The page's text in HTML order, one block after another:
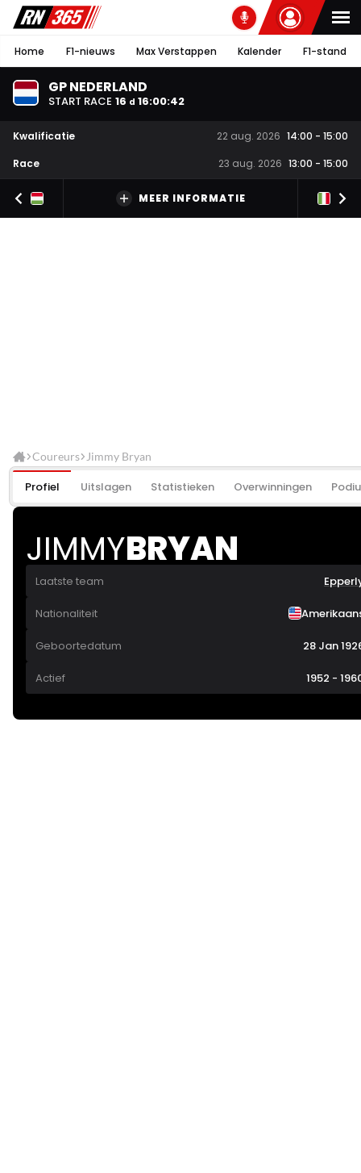
Home F1-nieuws Max Verstappen Kalender F1-stand
GP NEDERLAND
START RACE 16 d 16:00:42
Kwalificatie 22 aug. 2026 14:00 - 15:00
Race
23 aug. 2026 13:00 - 15:00
MEER INFORMATIE
Coureurs Jimmy Bryan
Profiel Uitslagen Statistieken Overwinningen
JIMMYBRYAN
Laatste team
Nationaliteit
Geboortedatum 28 Jan
Actief 1952 -